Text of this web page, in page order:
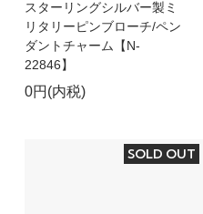
スターリングシルバー製ミ
リタリーピンブローチ/ペン
ダントチャーム【N-
22846】
0円(内税)
SOLD OUT